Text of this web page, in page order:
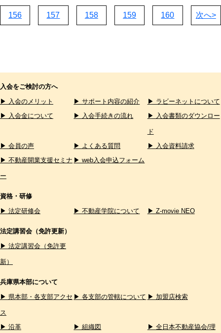
156 157 158 159 160 次へ>
入会をご検討の方へ
▶ 入会のメリット
▶ サポート内容の紹介
▶ ラビーネットについて
▶ 入会金について
▶ 入会手続きの流れ ▶ 入会書類のダウンロー
ド
▶ 会員の声
▶ よくある質問
▶ 入会資料請求
▶ 不動産開業支援セミナ
ー
▶ web入会申込フォーム
資格・研修
▶ 法定研修会
▶ 不動産学院について ▶ Z-movie NEO
法定講習会（免許更新）
▶ 法定講習会（免許更
新）
兵庫県本部について
▶ 県本部・各支部アクセ
ス
▶ 各支部の管轄について ▶ 加盟店検索
▶ 沿革 ▶ 組織図 ▶ 全日本不動産協会/理